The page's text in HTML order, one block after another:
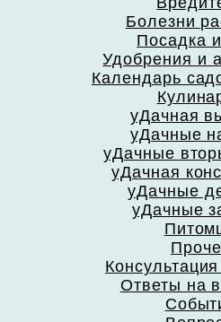
Болезни
Посадка
Удобрения и
Календарь
уДачная
уДачные
уДачные
уДачная
уДачные
уДачные
Ответы на